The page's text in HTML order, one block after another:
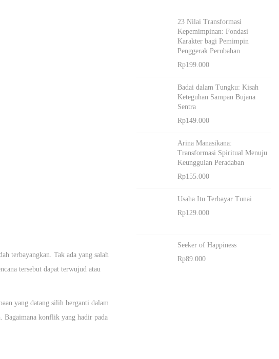
terbayangkan. Tak ada yang salah
tersebut dapat terwujud atau
yang datang silih berganti dalam
Bagaimana konflik yang hadir pada
23 Nilai Transformasi
Kepemimpinan: Fondasi
Karakter bagi Pemimpin
Penggerak Perubahan
Rp199.000
Badai dalam Tungku: Kisah
Keteguhan Sampan Bujana
Sentra
Rp149.000
Arina Manasikana:
Transformasi Spiritual Menuju
Keunggulan Peradaban
Rp155.000
Usaha Itu Terbayar Tunai
Rp129.000
Seeker of Happiness
Rp89.000